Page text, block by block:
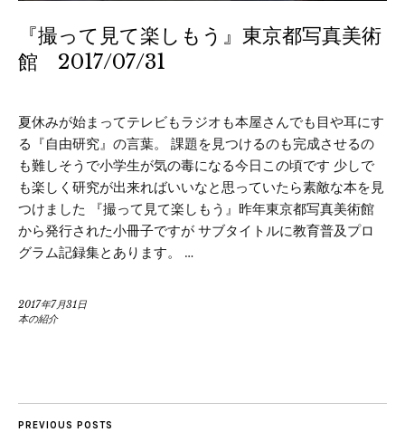
『撮って見て楽しもう』東京都写真美術
館 2017/07/31
夏休みが始まってテレビもラジオも本屋さんでも目や耳にす
る『自由研究』の言葉。 課題を見つけるのも完成させるの
も難しそうで小学生が気の毒になる今日この頃です 少しで
も楽しく研究が出来ればいいなと思っていたら素敵な本を見
つけました 『撮って見て楽しもう』昨年東京都写真美術館
から発行された小冊子ですが サブタイトルに教育普及プロ
グラム記録集とあります。 …
2017年7月31日
本の紹介
PREVIOUS POSTS